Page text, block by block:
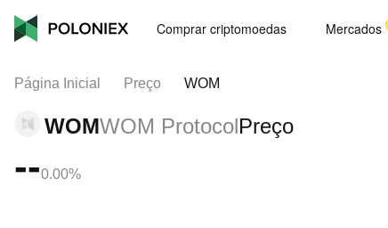
Comprar criptomoedas Mercados
Página Inicial Preço WOM
WOMWOM ProtocolPreço
--0.00%